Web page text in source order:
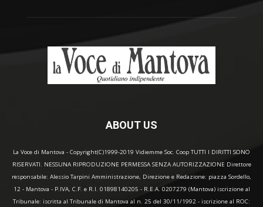
ABOUT US
La Voce di Mantova - Copyright(C)1999-2019 Vidiemme Soc. Coop TUTTI I DIRITTI SONO
RISERVATI. NESSUNA RIPRODUZIONE PERMESSA SENZA AUTORIZZAZIONE Direttore
responsabile: Alessio Tarpini Amministrazione, Direzione e Redazione: piazza Sordello,
12 - Mantova - P.IVA, C.F. e R.I. 01898140205 - R.E.A. 0207279 (Mantova) iscrizione al
Tribunale: iscritta al Tribunale di Mantova al n. 25 del 30/11/1992 - iscrizione al ROC: